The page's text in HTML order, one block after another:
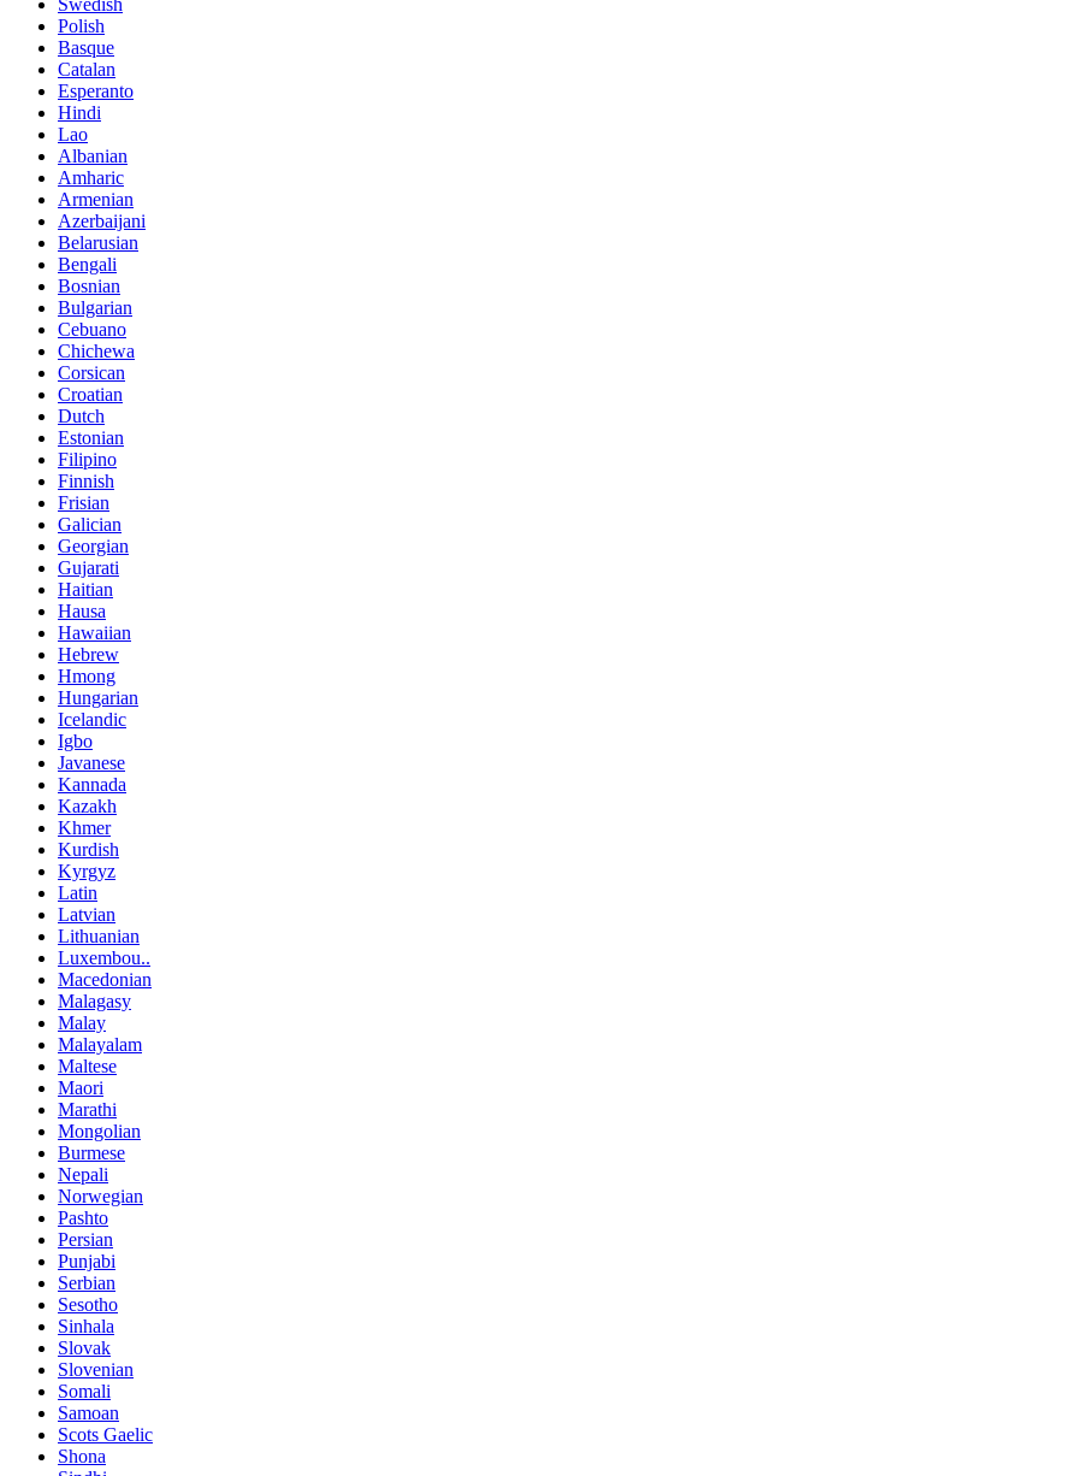
Polish
Basque
Catalan
Esperanto
Hindi
Lao
Albanian
Amharic
Armenian
Azerbaijani
Belarusian
Bengali
Bosnian
Bulgarian
Cebuano
Chichewa
Corsican
Croatian
Dutch
Estonian
Filipino
Finnish
Frisian
Galician
Georgian
Gujarati
Haitian
Hausa
Hawaiian
Hebrew
Hmong
Hungarian
Icelandic
Igbo
Javanese
Kannada
Kazakh
Khmer
Kurdish
Kyrgyz
Latin
Latvian
Lithuanian
Luxembou..
Macedonian
Malagasy
Malay
Malayalam
Maltese
Maori
Marathi
Mongolian
Burmese
Nepali
Norwegian
Pashto
Persian
Punjabi
Serbian
Sesotho
Sinhala
Slovak
Slovenian
Somali
Samoan
Scots Gaelic
Shona